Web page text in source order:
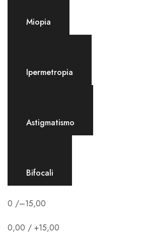
Miopia
Ipermetropia
Astigmatismo
Bifocali
0 /–15,00
0,00 / +15,00